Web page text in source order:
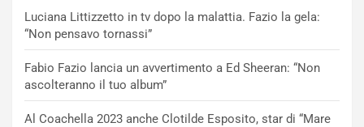
Luciana Littizzetto in tv dopo la malattia. Fazio la gela:
“Non pensavo tornassi”
Fabio Fazio lancia un avvertimento a Ed Sheeran: “Non
ascolteranno il tuo album”
Al Coachella 2023 anche Clotilde Esposito, star di “Mare